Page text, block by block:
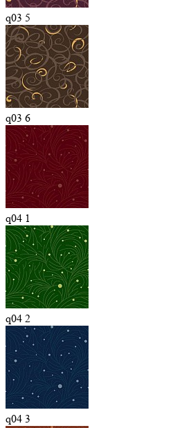
q03 5
q03 6
q04 1
q04 2
q04 3